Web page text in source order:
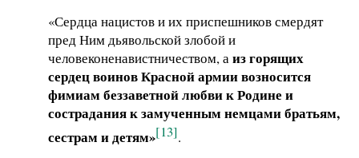
«Сердца нацистов и их приспешников смердят
пред Ним дьявольской злобой и
человеконенавистничеством, аиз горящих
сердец воинов Красной армии возносится
фимиам беззаветной любви к Родине и
сострадания к замученным немцами братьям,
сестрам и детям»[13].